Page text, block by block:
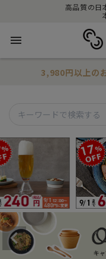
高品質の日
menu
3,980円以上の